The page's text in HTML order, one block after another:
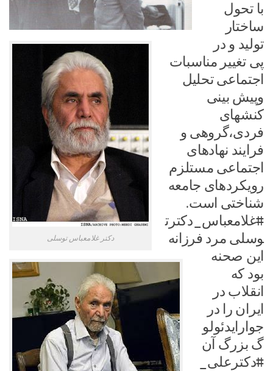
دکتر غلامعباس توسلی
با تحول
ساختار
تولید و در
پی تغییر مناسبات
اجتماعی تحلیل
وپیش بینی
کنشهای
فردی،گروهی و
فرایند نهادهای
اجتماعی مستلزم
رویکردهای جامعه
شناختی است.
#غلامعباس_دکترت
وسلی مرد فرزانه
این صحنه
بود که
انقلاب در
ایران را در
جوارایدئولو
گ بزرگ آن
#دکترعلی_